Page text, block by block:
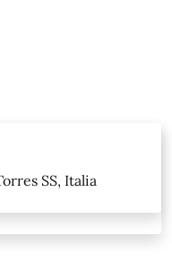
SS, Italia